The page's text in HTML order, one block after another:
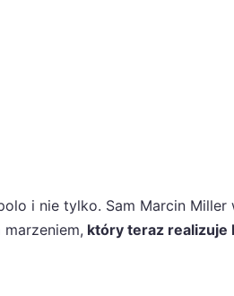
i nie tylko. Sam Marcin Miller
który teraz realizuje